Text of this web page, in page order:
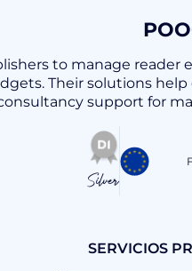
to manage
Their solutions
support for
Silver
SERVICIOS